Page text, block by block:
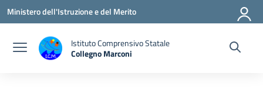
Vai ai contenuti
Vai al menu di navigazione
Vai al footer
Ministero dell'Istruzione e del Merito
Istituto Comprensivo Statale
Collegno Marconi